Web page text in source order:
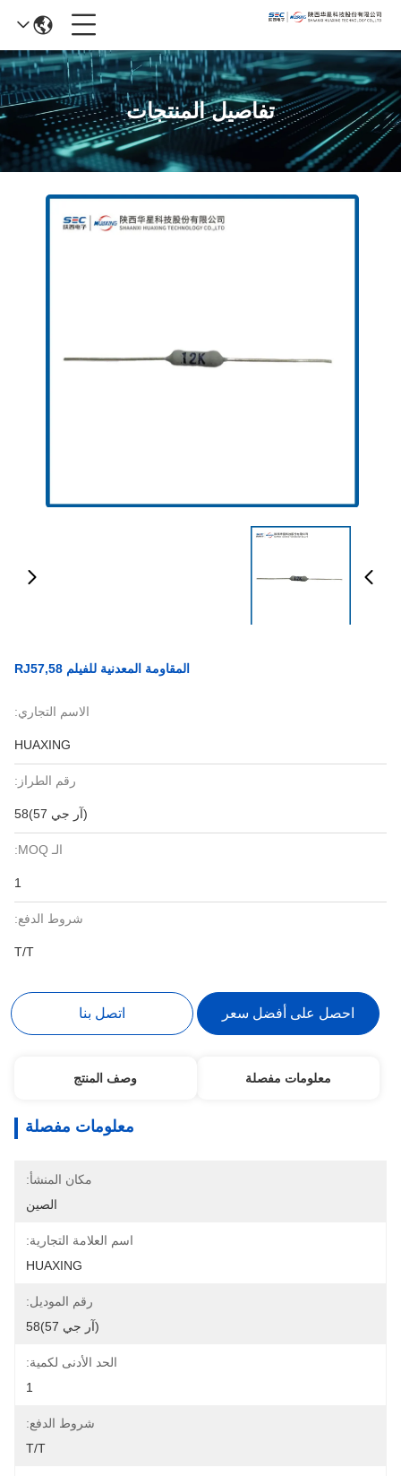
تفاصيل المنتجات
المقاومة المعدنية للفيلم RJ57,58
الاسم التجاري:
HUAXING
رقم الطراز:
(آر جي 57)58
الـ MOQ:
1
شروط الدفع:
T/T
احصل على أفضل سعر اتصل بنا
معلومات مفصلة وصف المنتج
معلومات مفصلة
مكان المنشأ:
الصين
اسم العلامة التجارية:
HUAXING
رقم الموديل:
(آر جي 57)58
الحد الأدنى لكمية:
1
شروط الدفع:
T/T